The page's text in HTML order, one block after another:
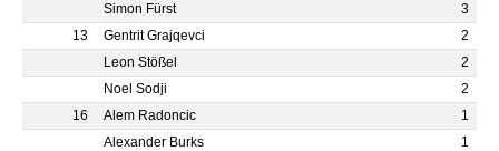
Simon Fürst
3
13
Gentrit Grajqevci
2
Leon Stößel
2
Noel Sodji
2
16
Alem Radoncic
1
Alexander Burks
1